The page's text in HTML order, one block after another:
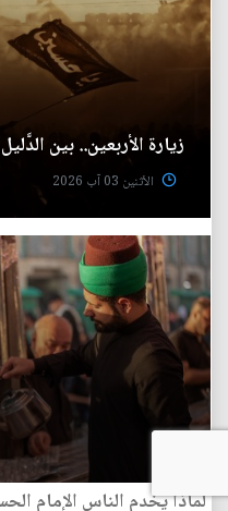
زيارة الأربعين.. بين
الأثنين 03 آب 2026
لماذا يخدم الناس الإمام